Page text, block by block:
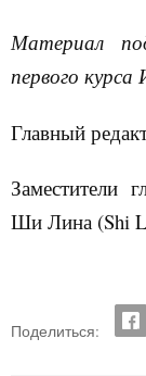
Материал
первого
Главный
Заместители
Ши Лина (Shi
Поделиться: